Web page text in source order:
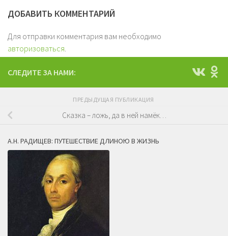
ДОБАВИТЬ КОММЕНТАРИЙ
Для отправки комментария вам необходимо
авторизоваться.
СЛЕДИТЕ ЗА НАМИ:
ПРЕДЫДУЩАЯ ПУБЛИКАЦИЯ
Сказка – ложь, да в ней намёк…
А.Н. РАДИЩЕВ: ПУТЕШЕСТВИЕ ДЛИНОЮ В ЖИЗНЬ